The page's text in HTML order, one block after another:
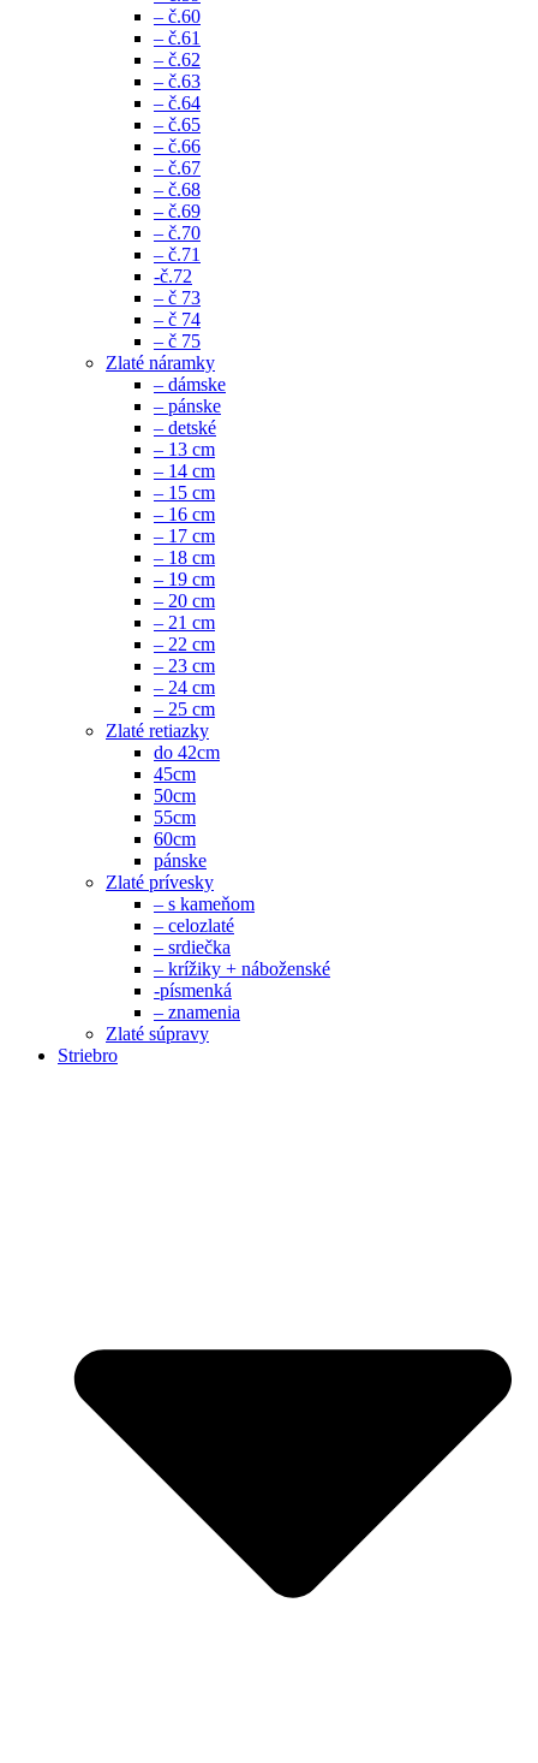
– č.60
– č.61
– č.62
– č.63
– č.64
– č.65
– č.66
– č.67
– č.68
– č.69
– č.70
– č.71
-č.72
– č 73
– č 74
– č 75
Zlaté náramky
– dámske
– pánske
– detské
– 13 cm
– 14 cm
– 15 cm
– 16 cm
– 17 cm
– 18 cm
– 19 cm
– 20 cm
– 21 cm
– 22 cm
– 23 cm
– 24 cm
– 25 cm
Zlaté retiazky
do 42cm
45cm
50cm
55cm
60cm
pánske
Zlaté prívesky
– s kameňom
– celozlaté
– srdiečka
– krížiky + náboženské
-písmenká
– znamenia
Zlaté súpravy
Striebro